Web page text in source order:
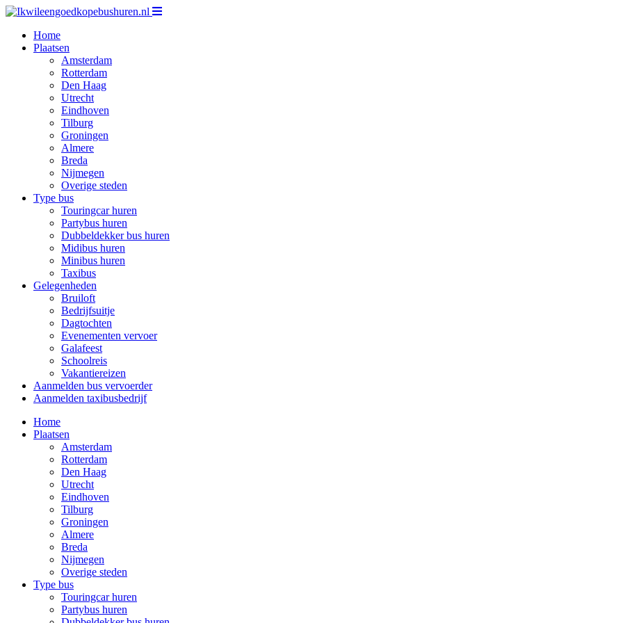
Home
Plaatsen
Amsterdam
Rotterdam
Den Haag
Utrecht
Eindhoven
Tilburg
Groningen
Almere
Breda
Nijmegen
Overige steden
Type bus
Touringcar huren
Partybus huren
Dubbeldekker bus huren
Midibus huren
Minibus huren
Taxibus
Gelegenheden
Bruiloft
Bedrijfsuitje
Dagtochten
Evenementen vervoer
Galafeest
Schoolreis
Vakantiereizen
Aanmelden bus vervoerder
Aanmelden taxibusbedrijf
Home
Plaatsen
Amsterdam
Rotterdam
Den Haag
Utrecht
Eindhoven
Tilburg
Groningen
Almere
Breda
Nijmegen
Overige steden
Type bus
Touringcar huren
Partybus huren